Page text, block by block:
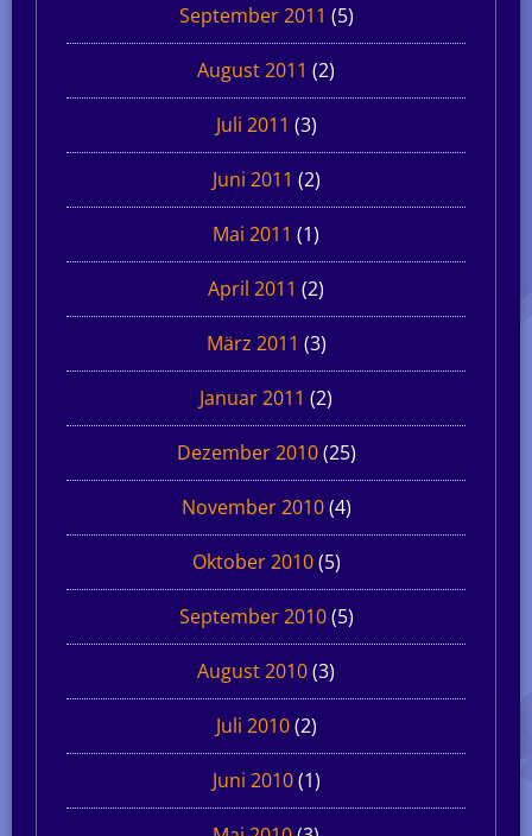
September 2011 (5)
August 2011 (2)
Juli 2011 (3)
Juni 2011 (2)
Mai 2011 (1)
April 2011 (2)
März 2011 (3)
Januar 2011 (2)
Dezember 2010(25)
November 2010(4)
Oktober 2010(5)
September 2010(5)
August 2010(3)
Juli 2010(2)
Juni 2010(1)